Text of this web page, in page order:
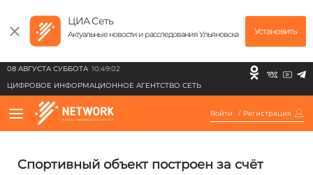
ЦИА Сеть
Актуальные новости и расследования Ульяновска Установить
08 АВГУСТА СУББОТА 10:49:02
ЦИФРОВОЕ ИНФОРМАЦИОННОЕ АГЕНТСТВО СЕТЬ
Войти / Регистрация
Cпортивный объект построен за счёт